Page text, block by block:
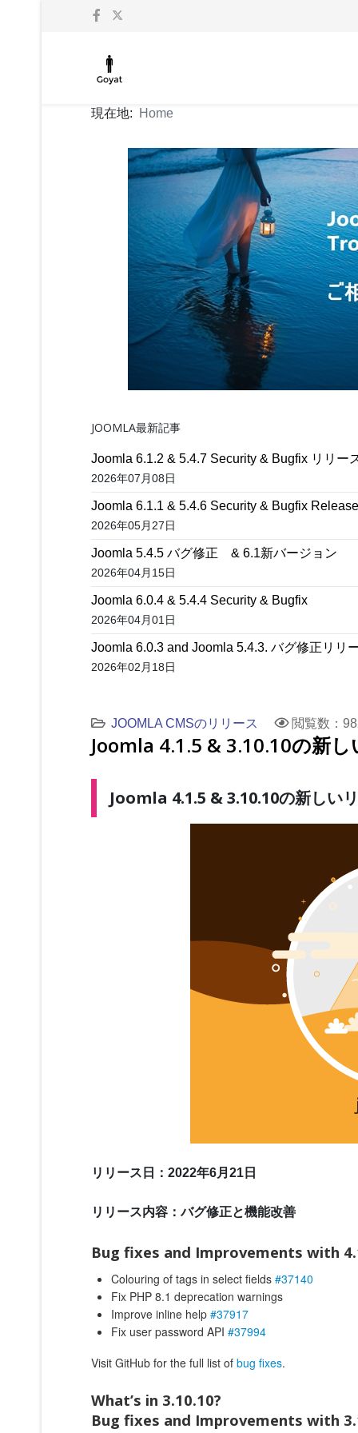
現在地: Home
JOOMLA最新記事
Joomla 6.1.2 & 5.4.7 Security & Bugfix リリー
2026年07月08日
Joomla 6.1.1 & 5.4.6 Security & Bugfix Release
2026年05月27日
Joomla 5.4.5 バグ修正 & 6.1新バージョン
2026年04月15日
Joomla 6.0.4 & 5.4.4 Security & Bugfix
2026年04月01日
Joomla 6.0.3 and Joomla 5.4.3. バグ修正リリ
2026年02月18日
JOOMLA CMSのリリース 閲覧数：
Joomla 4.1.5 & 3.10.10の新
Joomla 4.1.5 & 3.10.10の新しい
リリース日：2022年6月21日
リリース内容：バグ修正と機能改善
Bug fixes and Improvements with
Colouring of tags in select fields #37140
Fix PHP 8.1 deprecation warnings
Improve inline help #37917
Fix user password API #37994
Visit GitHub for the full list of bug fixes.
What’s in 3.10.10?
Bug fixes and Improvements with